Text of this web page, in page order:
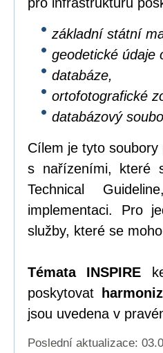
základní státní
geodetické údaje
databáze,
ortofotografické
databázový
Cílem je tyto
s nařízeními, které
Technical
implementaci. Pro
služby, které se
Témata INSPIRE
poskytovat
jsou uvedena v
Poslední aktualizace: